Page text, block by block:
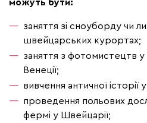
заняття зі сноуборду чи
швейцарських курортах;
заняття з фотомистецтв у
Венеції;
вивчення античної історії
проведення польових
фермі у Швейцарії;